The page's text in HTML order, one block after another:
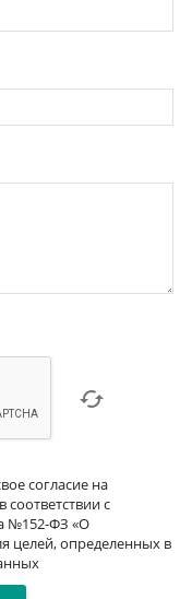
согласие на
с
№152-ФЗ «О
целей, определенных в